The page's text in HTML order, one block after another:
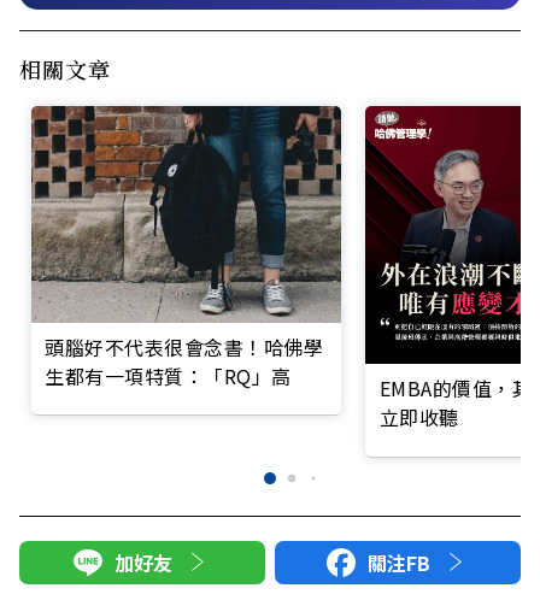
相關文章
頭腦好不代表很會念書！哈佛學
生都有一項特質：「RQ」高
EMBA的價值，
立即收聽
加好友 關注FB